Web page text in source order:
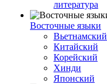
литература
Восточные языки
Вьетнамский
Китайский
Корейский
Хинди
Японский